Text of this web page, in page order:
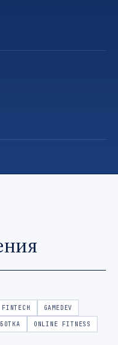
FINTECH GAMEDEV
ONLINE FITNESS